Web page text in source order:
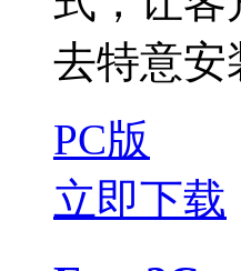
去特意安
PC版
立即下载